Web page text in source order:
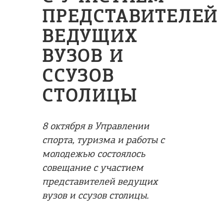
ПРЕДСТАВИТЕЛЕЙ
ВЕДУЩИХ
ВУЗОВ И
ССУЗОВ
СТОЛИЦЫ
8 октября в Управлении
спорта, туризма и работы с
молодежью состоялось
совещание с участием
представителей ведущих
вузов и ссузов столицы.